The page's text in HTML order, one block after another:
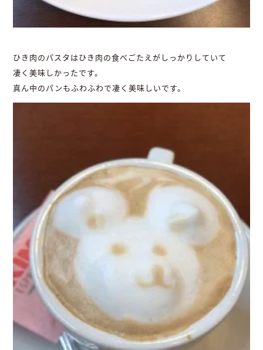
ひき肉のパスタはひき肉の食べごたえがしっかりしていて
凄く美味しかったです。
真ん中のパンもふわふわで凄く美味しいです。